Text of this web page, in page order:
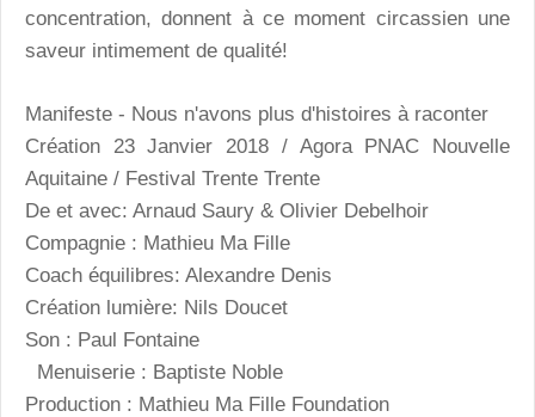
concentration, donnent à ce moment circassien une
saveur intimement de qualité!
Manifeste - Nous n'avons plus d'histoires à raconter
Création 23 Janvier 2018 / Agora PNAC Nouvelle
Aquitaine / Festival Trente Trente
De et avec: Arnaud Saury & Olivier Debelhoir
Compagnie : Mathieu Ma Fille
Coach équilibres: Alexandre Denis
Création lumière: Nils Doucet
Son : Paul Fontaine
Menuiserie : Baptiste Noble
Production : Mathieu Ma Fille Foundation